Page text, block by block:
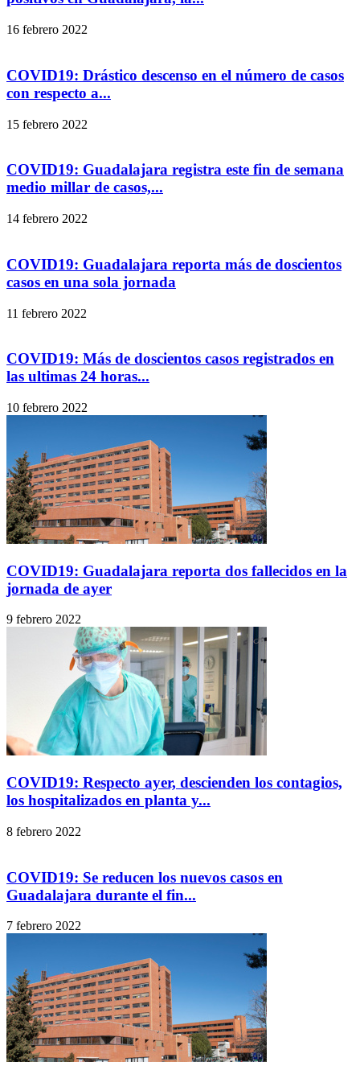
16 febrero 2022
COVID19: Drástico descenso en el número de casos
con respecto a...
15 febrero 2022
COVID19: Guadalajara registra este fin de semana
medio millar de casos,...
14 febrero 2022
COVID19: Guadalajara reporta más de doscientos
casos en una sola jornada
11 febrero 2022
COVID19: Más de doscientos casos registrados en
las ultimas 24 horas...
10 febrero 2022
COVID19: Guadalajara reporta dos fallecidos en la
jornada de ayer
9 febrero 2022
COVID19: Respecto ayer, descienden los contagios,
los hospitalizados en planta y...
8 febrero 2022
COVID19: Se reducen los nuevos casos en
Guadalajara durante el fin...
7 febrero 2022